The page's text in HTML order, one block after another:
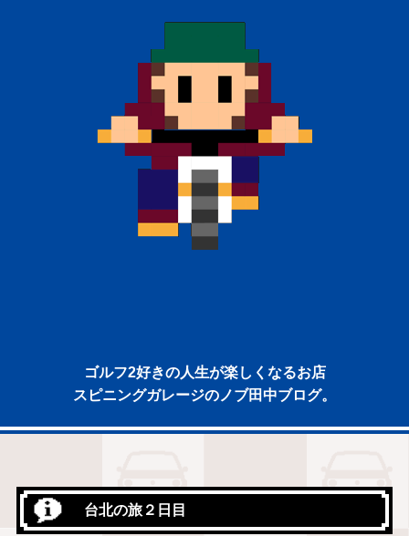
ゴルフ2好きの人生が楽しくなるお店
スピニングガレージのノブ田中ブログ。
台北の旅２日目